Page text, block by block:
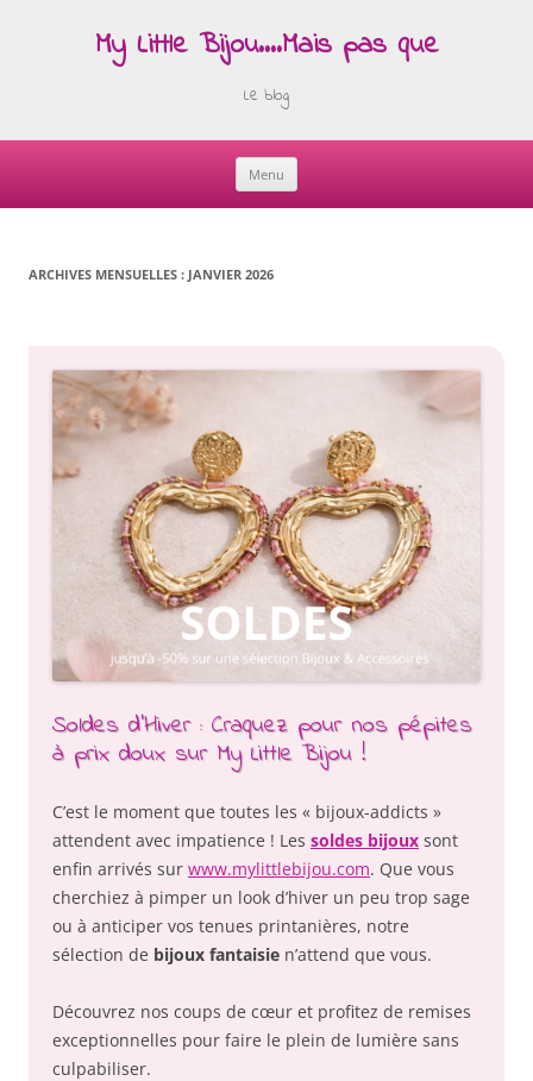
My Little Bijou….Mais pas que
Le blog
Menu
Skip
ARCHIVES MENSUELLES : JANVIER 2026
Soldes d’Hiver : Craquez pour nos pépites
à prix doux sur My Little Bijou !
C’est le moment que toutes les « bijoux-addicts »
attendent avec impatience ! Les soldes bijoux sont
enfin arrivés sur www.mylittlebijou.com. Que vous
cherchiez à pimper un look d’hiver un peu trop sage
ou à anticiper vos tenues printanières, notre
sélection de bijoux fantaisie n’attend que vous.
Découvrez nos coups de cœur et profitez de remises
exceptionnelles pour faire le plein de lumière sans
culpabiliser.